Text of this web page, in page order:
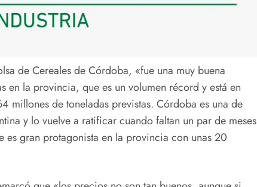
de Cereales de Córdoba, «fue una muy buena
en la provincia, que es un volumen récord y está en
millones de toneladas previstas. Córdoba es una de
y lo vuelve a ratificar cuando faltan un par de meses
gran protagonista en la provincia con unas 20